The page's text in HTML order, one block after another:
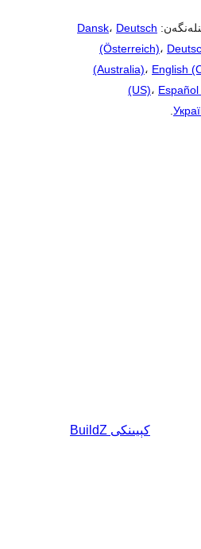
Dansk، Deutsch
(Österreich)،
(Australia)، English
(US)،
كېيىنكى BuildZ